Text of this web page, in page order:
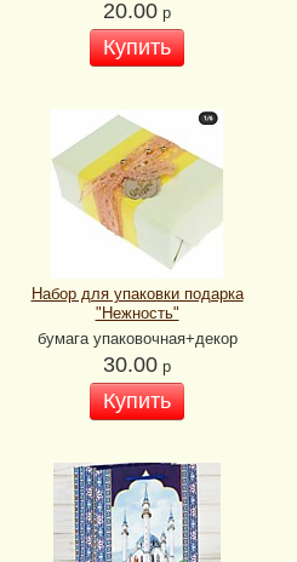
20.00 р
Купить
Набор для упаковки подарка
"Нежность"
бумага упаковочная+декор
30.00 р
Купить